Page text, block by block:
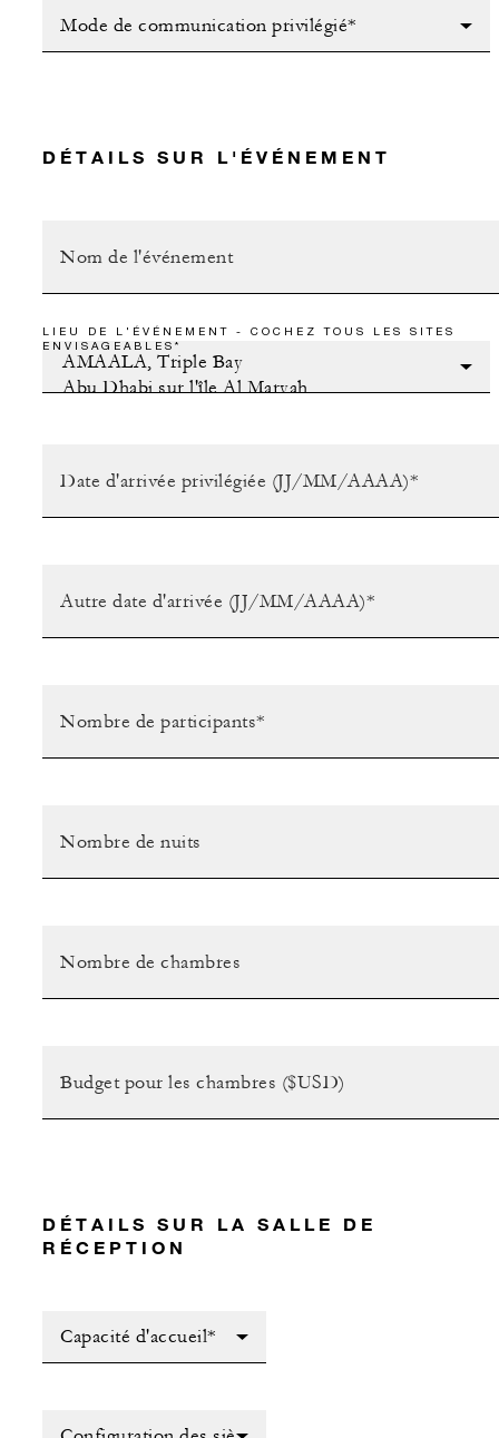
Mode de communication privilégié*
DÉTAILS SUR L'ÉVÉNEMENT
LIEU DE L'ÉVÉNEMENT - COCHEZ TOUS LES SITES
ENVISAGEABLES*
DÉTAILS SUR LA SALLE DE
RÉCEPTION
Capacité d'accueil*